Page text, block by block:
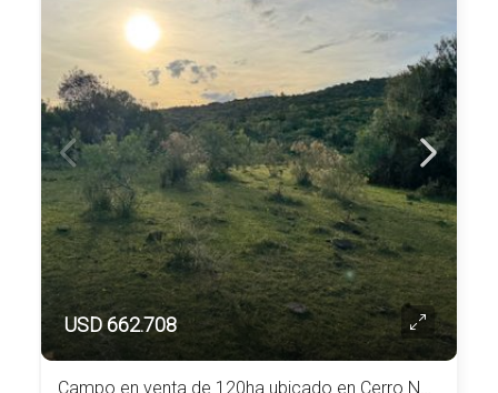
USD 662.708
Campo en venta de 120ha ubicado en Cerro Negro